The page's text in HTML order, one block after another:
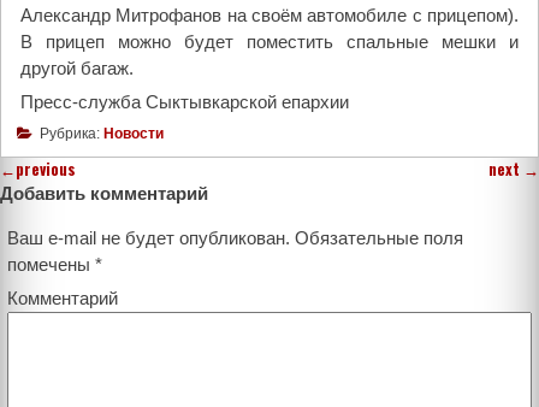
Александр Митрофанов на своём автомобиле с прицепом).
В прицеп можно будет поместить спальные мешки и
другой багаж.
Пресс-служба Сыктывкарской епархии
Рубрика: Новости
←previous next →
Добавить комментарий
Ваш e-mail не будет опубликован. Обязательные поля
помечены *
Комментарий